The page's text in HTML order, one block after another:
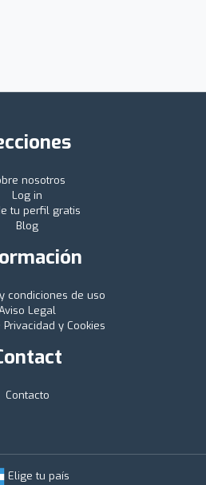
nosotros
Log in
tu perfil gratis
Blog
condiciones de uso
Legal
Privacidad y Cookies
Contacto
Elige tu país